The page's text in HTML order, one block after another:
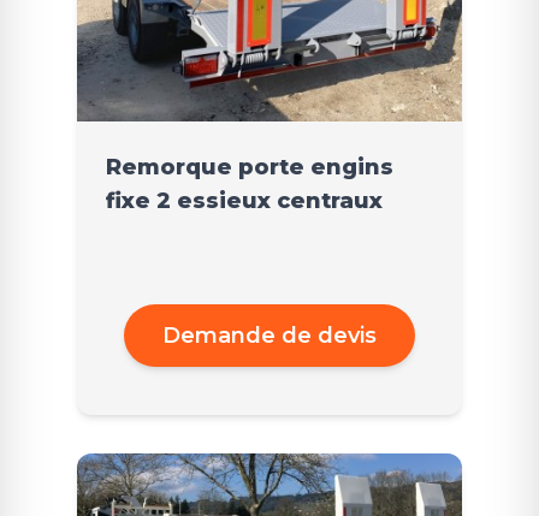
Remorque porte engins
fixe 2 essieux centraux
Demande de devis